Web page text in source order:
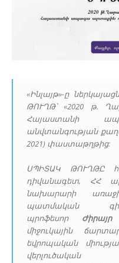
«Ինլայթ»-ը
ԹՈՒՂԹ՝ «2020 թ.
Հայաստանի
անվտանգության
2021) փաստաթղթից:
ՍՊԻՏԱԿ ԹՈՒՂԹԸ
դիվանագետ, ՀՀ
նախարարի
պատմական
պրոֆեսոր
միջուկային
եվրոպական